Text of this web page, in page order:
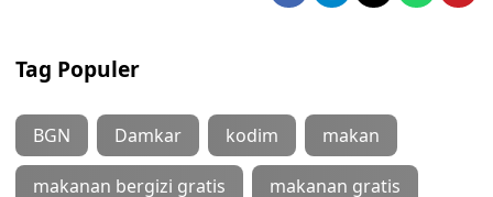
Tag Populer
BGN Damkar kodim makan
makanan bergizi gratis makanan gratis